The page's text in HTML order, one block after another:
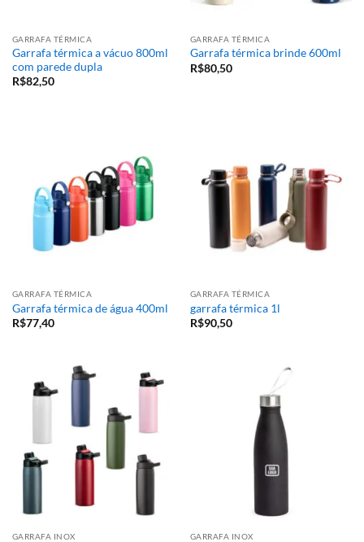
GARRAFA TÉRMICA
Garrafa térmica a vácuo 800ml
com parede dupla
R$82,50
GARRAFA TÉRMICA
Garrafa térmica brinde 600ml
R$80,50
GARRAFA TÉRMICA
Garrafa térmica de água 400ml
R$77,40
GARRAFA TÉRMICA
garrafa térmica 1l
R$90,50
GARRAFA INOX GARRAFA INOX